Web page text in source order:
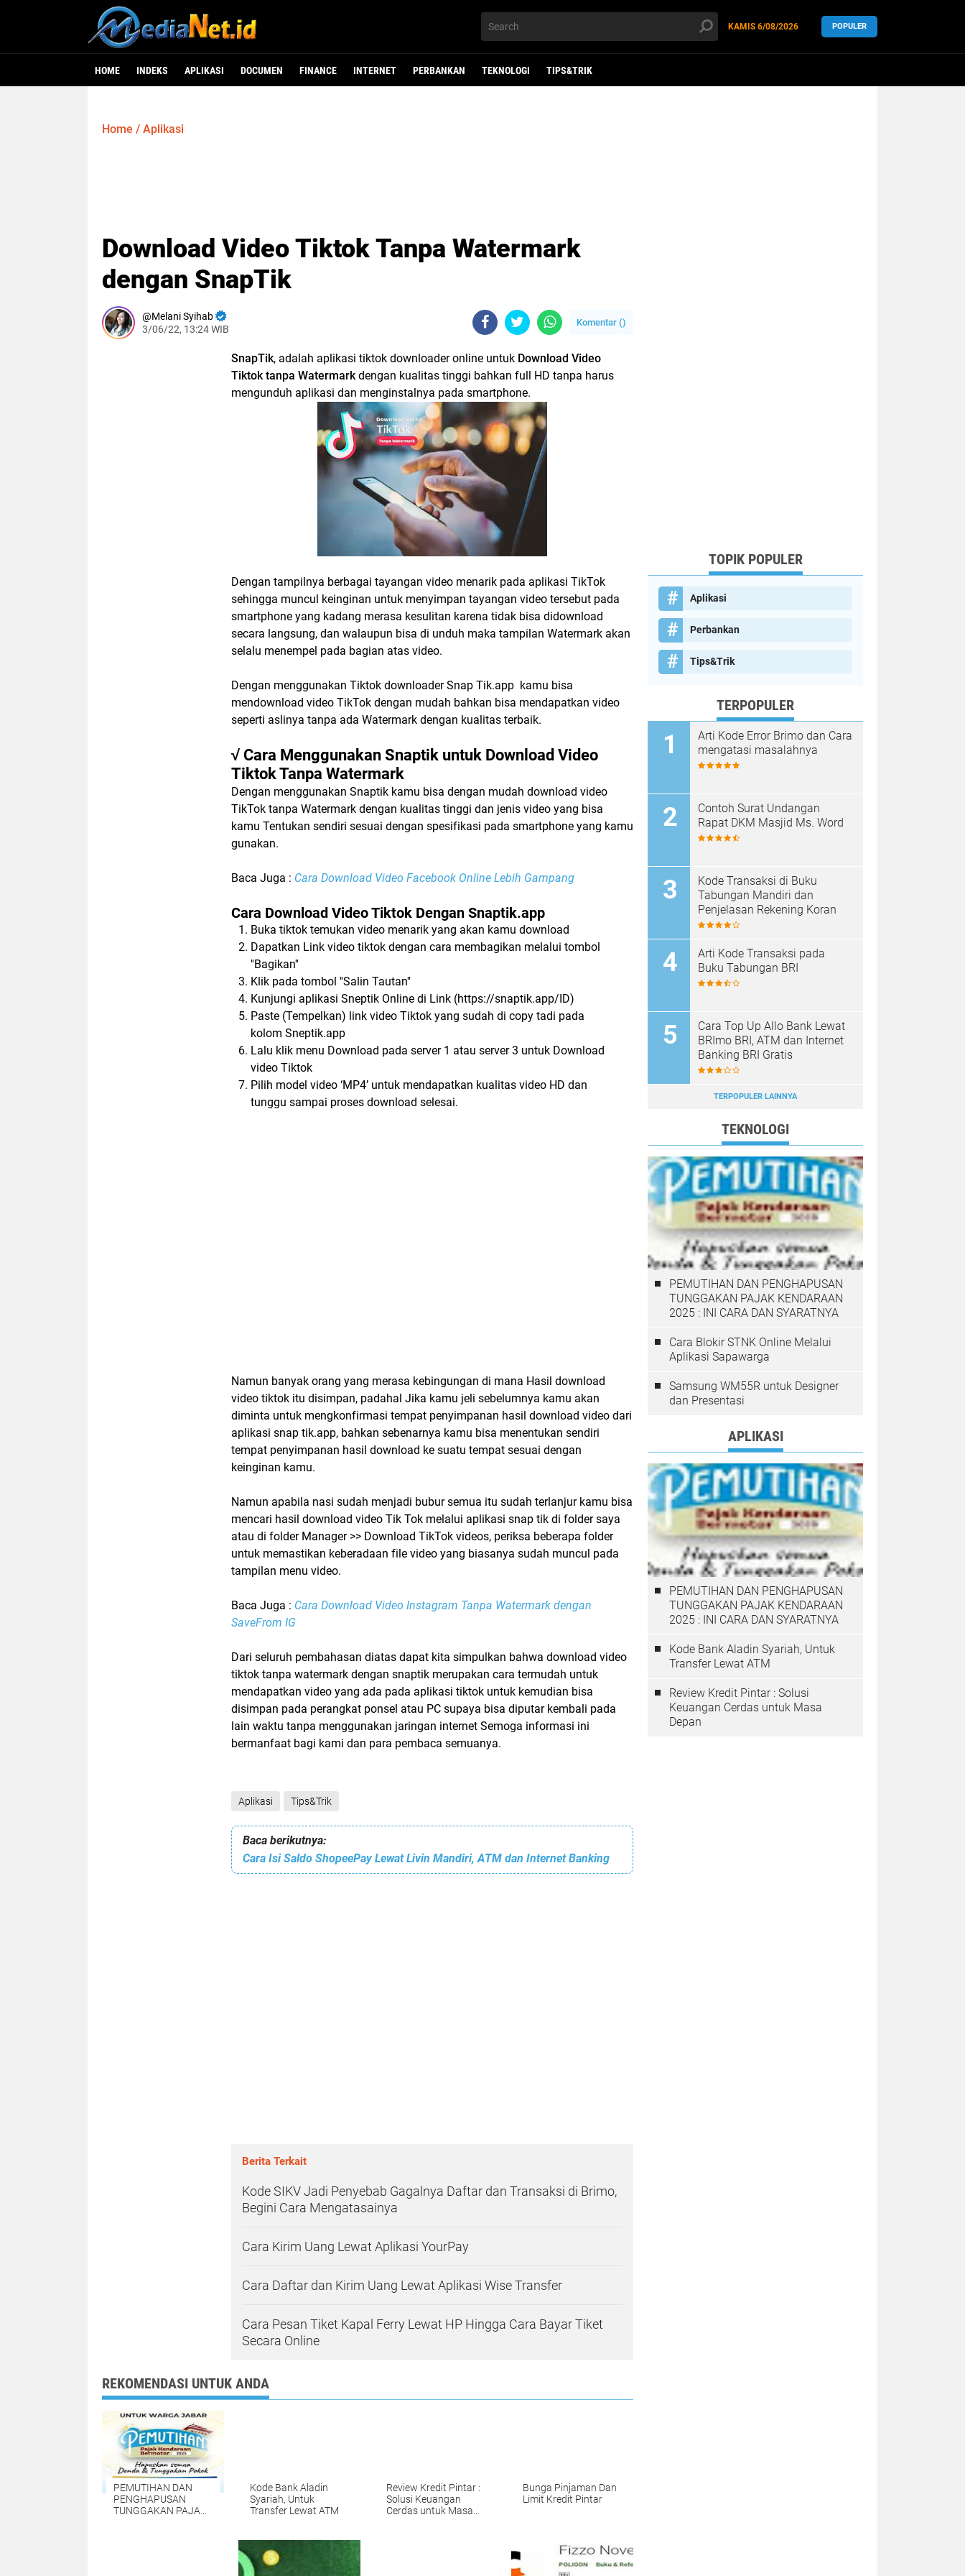
KAMIS 6/08/2026 POPULER
HOME INDEKS APLIKASI DOCUMEN FINANCE INTERNET PERBANKAN TEKNOLOGI TIPS&TRIK
Home / Aplikasi
Download Video Tiktok Tanpa Watermark
dengan SnapTik
Melani Syihab
3/06/22, 13:24 WIB
Komentar ()
SnapTik, adalah aplikasi tiktok downloader online untuk Download Video
Tiktok tanpa Watermarkdengan kualitas tinggi bahkan full HD tanpa harus
mengunduh aplikasi dan menginstalnya pada smartphone.
Dengan tampilnya berbagai tayangan video menarik pada aplikasi TikTok
sehingga muncul keinginan untuk menyimpan tayangan video tersebut pada
smartphone yang kadang merasa kesulitan karena tidak bisa didownload
secara langsung, dan walaupun bisa di unduh maka tampilan Watermark akan
selalu menempel pada bagian atas video.
Dengan menggunakan Tiktok downloader Snap Tik.app kamu bisa
mendownload video TikTok dengan mudah bahkan bisa mendapatkan video
seperti aslinya tanpa ada Watermark dengan kualitas terbaik.
√ Cara Menggunakan Snaptik untuk Download Video
Tiktok Tanpa Watermark
Dengan menggunakan Snaptik kamu bisa dengan mudah download video
TikTok tanpa Watermark dengan kualitas tinggi dan jenis video yang bisa
kamu Tentukan sendiri sesuai dengan spesifikasi pada smartphone yang kamu
gunakan.
Baca Juga : Cara Download Video Facebook Online Lebih Gampang
Cara Download Video Tiktok Dengan Snaptik.app
Buka tiktok temukan video menarik yang akan kamu download
Dapatkan Link video tiktok dengan cara membagikan melalui tombol
''Bagikan''
Klik pada tombol ''Salin Tautan''
Kunjungi aplikasi Sneptik Online di Link (https://snaptik.app/ID)
Paste (Tempelkan) link video Tiktok yang sudah di copy tadi pada
kolom Sneptik.app
Lalu klik menu Download pada server 1 atau server 3 untuk Download
video Tiktok
Pilih model video ‘MP4’ untuk mendapatkan kualitas video HD dan
tunggu sampai proses download selesai.
Namun banyak orang yang merasa kebingungan di mana Hasil download
video tiktok itu disimpan, padahal Jika kamu jeli sebelumnya kamu akan
diminta untuk mengkonfirmasi tempat penyimpanan hasil download video dari
aplikasi snap tik.app, bahkan sebenarnya kamu bisa menentukan sendiri
tempat penyimpanan hasil download ke suatu tempat sesuai dengan
keinginan kamu.
Namun apabila nasi sudah menjadi bubur semua itu sudah terlanjur kamu bisa
mencari hasil download video Tik Tok melalui aplikasi snap tik di folder saya
atau di folder Manager >> Download TikTok videos, periksa beberapa folder
untuk memastikan keberadaan file video yang biasanya sudah muncul pada
tampilan menu video.
Baca Juga : Cara Download Video Instagram Tanpa Watermark dengan
SaveFrom IG
Dari seluruh pembahasan diatas dapat kita simpulkan bahwa download video
tiktok tanpa watermark dengan snaptik merupakan cara termudah untuk
mendapatkan video yang ada pada aplikasi tiktok untuk kemudian bisa
disimpan pada perangkat ponsel atau PC supaya bisa diputar kembali pada
lain waktu tanpa menggunakan jaringan internet Semoga informasi ini
bermanfaat bagi kami dan para pembaca semuanya.
Aplikasi Tips&Trik
Baca berikutnya:
Cara Isi Saldo ShopeePay Lewat Livin Mandiri, ATM dan Internet Banking
Berita Terkait
Kode SIKV Jadi Penyebab Gagalnya Daftar dan Transaksi di Brimo,
Begini Cara Mengatasainya
Cara Kirim Uang Lewat Aplikasi YourPay
Cara Daftar dan Kirim Uang Lewat Aplikasi Wise Transfer
Cara Pesan Tiket Kapal Ferry Lewat HP Hingga Cara Bayar Tiket
Secara Online
REKOMENDASI UNTUK ANDA
PEMUTIHAN DAN
PENGHAPUSAN
TUNGGAKAN PAJAK
Kode Bank Aladin
Syariah, Untuk
Transfer Lewat ATM
Review Kredit Pintar :
Solusi Keuangan
Cerdas untuk Masa
Bunga Pinjaman Dan
Limit Kredit Pintar
TOPIK POPULER
Aplikasi
Perbankan
Tips&Trik
TERPOPULER
Arti Kode Error Brimo dan Cara
mengatasi masalahnya
Contoh Surat Undangan
Rapat DKM Masjid Ms. Word
Kode Transaksi di Buku
Tabungan Mandiri dan
Penjelasan Rekening Koran
Arti Kode Transaksi pada
Buku Tabungan BRI
Cara Top Up Allo Bank Lewat
BRImo BRI, ATM dan Internet
Banking BRI Gratis
TERPOPULER LAINNYA
TEKNOLOGI
PEMUTIHAN DAN PENGHAPUSAN
TUNGGAKAN PAJAK KENDARAAN
2025 : INI CARA DAN SYARATNYA
Cara Blokir STNK Online Melalui
Aplikasi Sapawarga
Samsung WM55R untuk Designer
dan Presentasi
APLIKASI
PEMUTIHAN DAN PENGHAPUSAN
TUNGGAKAN PAJAK KENDARAAN
2025 : INI CARA DAN SYARATNYA
Kode Bank Aladin Syariah, Untuk
Transfer Lewat ATM
Review Kredit Pintar : Solusi
Keuangan Cerdas untuk Masa
Depan